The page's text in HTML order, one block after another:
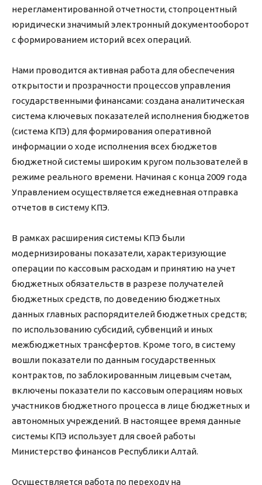
нерегламентированной отчетности, стопроцентный
юридически значимый электронный документооборот
с формированием историй всех операций.
Нами проводится активная работа для обеспечения
открытости и прозрачности процессов управления
государственными финансами: создана аналитическая
система ключевых показателей исполнения бюджетов
(система КПЭ) для формирования оперативной
информации о ходе исполнения всех бюджетов
бюджетной системы широким кругом пользователей в
режиме реального времени. Начиная с конца 2009 года
Управлением осуществляется ежедневная отправка
отчетов в систему КПЭ.
В рамках расширения системы КПЭ были
модернизированы показатели, характеризующие
операции по кассовым расходам и принятию на учет
бюджетных обязательств в разрезе получателей
бюджетных средств, по доведению бюджетных
данных главных распорядителей бюджетных средств;
по использованию субсидий, субвенций и иных
межбюджетных трансфертов. Кроме того, в систему
вошли показатели по данным государственных
контрактов, по заблокированным лицевым счетам,
включены показатели по кассовым операциям новых
участников бюджетного процесса в лице бюджетных и
автономных учреждений. В настоящее время данные
системы КПЭ использует для своей работы
Министерство финансов Республики Алтай.
Осуществляется работа по переходу на